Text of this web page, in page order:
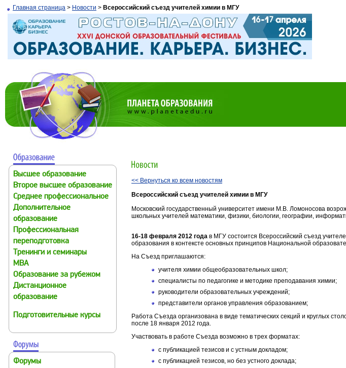
Главная страница > Новости > Всероссийский съезд учителей химии в МГУ
Высшее образование
Второе высшее образование
Среднее профессиональное
Дополнительное
образование
Профессиональная
переподготовка
Тренинги и семинары
MBA
Образование за рубежом
Дистанционное
образование
Подготовительные курсы
Форумы
<< Вернуться ко всем новостям
Всероссийский съезд учителей химии в МГУ
Московский государственный университет имени М.В. Ломоносова
школьных учителей математики, физики, биологии, географии,
16-18 февраля 2012 года в МГУ состоится Всероссийский съезд
образования в контексте основных принципов Национальной
На Съезд приглашаются:
учителя химии общеобразовательных школ;
специалисты по педагогике и методике преподавания химии;
руководители образовательных учреждений;
представители органов управления образованием;
Работа Съезда организована в виде тематических секций и круглых
после 18 января 2012 года.
Участвовать в работе Съезда возможно в трех форматах:
c публикацией тезисов и с устным докладом;
c публикацией тезисов, но без устного доклада;